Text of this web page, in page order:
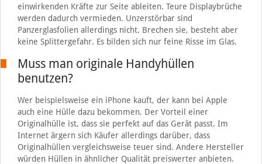
einwirkenden Kräfte zur Seite ableiten. Teure Displaybrüche
werden dadurch vermieden. Unzerstörbar sind
Panzerglasfolien allerdings nicht. Brechen sie, besteht aber
keine Splittergefahr. Es bilden sich nur feine Risse im Glas.
Muss man originale Handyhüllen
benutzen?
Wer beispielsweise ein iPhone kauft, der kann bei Apple
auch eine Hülle dazu bekommen. Der Vorteil einer
Originalhülle ist, dass sie perfekt auf das Gerät passt. Im
Internet ärgern sich Käufer allerdings darüber, dass
Originalhüllen vergleichsweise teuer sind. Andere Hersteller
würden Hüllen in ähnlicher Qualität preiswerter anbieten.